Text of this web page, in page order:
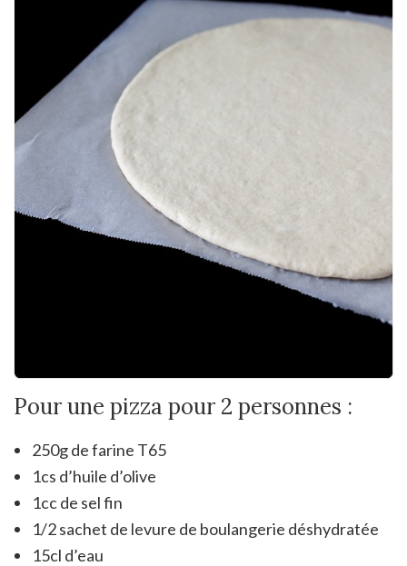
Pour une pizza pour 2 personnes :
250g de farine T65
1cs d’huile d’olive
1cc de sel fin
1/2 sachet de levure de boulangerie déshydratée
15cl d’eau